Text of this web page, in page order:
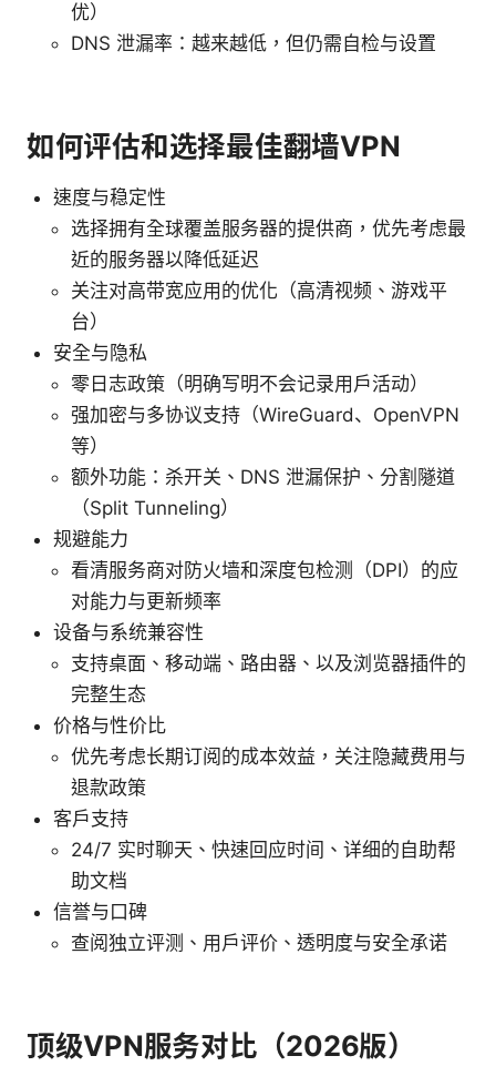
优）
DNS 泄漏率：越来越低，但仍需自检与设置
如何评估和选择最佳翻墙VPN
速度与稳定性
选择拥有全球覆盖服务器的提供商，优先考虑最
近的服务器以降低延迟
关注对高带宽应用的优化（高清视频、游戏平
台）
安全与隐私
零日志政策（明确写明不会记录用户活动）
强加密与多协议支持（WireGuard、OpenVPN
等）
额外功能：杀开关、DNS 泄漏保护、分割隧道
（Split Tunneling）
规避能力
看清服务商对防火墙和深度包检测（DPI）的应
对能力与更新频率
设备与系统兼容性
支持桌面、移动端、路由器、以及浏览器插件的
完整生态
价格与性价比
优先考虑长期订阅的成本效益，关注隐藏费用与
退款政策
客户支持
24/7 实时聊天、快速回应时间、详细的自助帮
助文档
信誉与口碑
查阅独立评测、用户评价、透明度与安全承诺
顶级VPN服务对比（2026版）